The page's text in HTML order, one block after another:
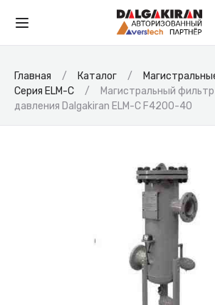
Главная Каталог
Серия ELM-C
Магистральный
давления Dalgakiran ELM-C F4200-40